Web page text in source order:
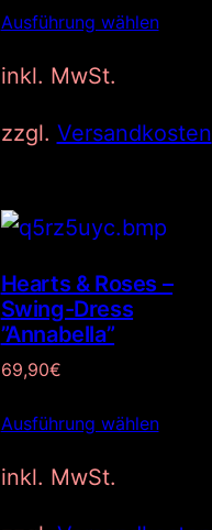
Ausführung wählen
inkl. MwSt.
zzgl. Versandkosten
Hearts & Roses –
Swing-Dress
”Annabella”
69,90€
Ausführung wählen
inkl. MwSt.